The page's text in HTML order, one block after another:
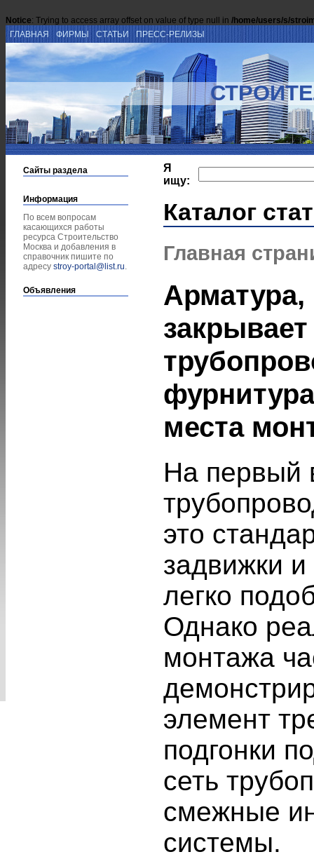
Notice: Trying to access array offset on value of type null in /home/users/s/
ГЛАВНАЯ
ФИРМЫ СТАТЬИ ПРЕСС-РЕЛИЗЫ
Сайты раздела
Информация
По всем вопросам
касающихся работы
ресурса Строительство
Москва и добавления в
справочник пишите по
адресу stroy-portal@list.ru.
Объявления
Я
ищу:
Каталог
Главная
Арматура,
места
На первый
это
задвижки
легко
Однако
монтажа
элемент
подгонки
сеть
смежные
системы.